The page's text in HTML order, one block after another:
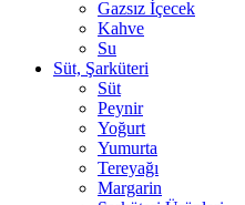
Gazsız İçecek
Kahve
Su
Süt, Şarküteri
Süt
Peynir
Yoğurt
Yumurta
Tereyağı
Margarin